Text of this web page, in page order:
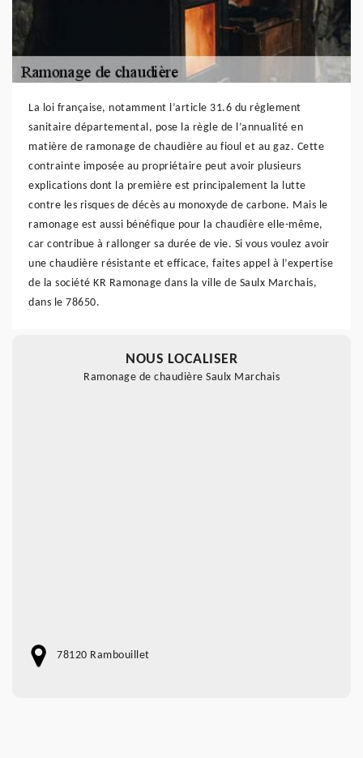
La loi française, notamment l’article 31.6 du règlement
sanitaire départemental, pose la règle de l’annualité en
matière de ramonage de chaudière au fioul et au gaz. Cette
contrainte imposée au propriétaire peut avoir plusieurs
explications dont la première est principalement la lutte
contre les risques de décès au monoxyde de carbone. Mais le
ramonage est aussi bénéfique pour la chaudière elle-même,
car contribue à rallonger sa durée de vie. Si vous voulez avoir
une chaudière résistante et efficace, faites appel à l’expertise
de la société KR Ramonage dans la ville de Saulx Marchais,
dans le 78650.
NOUS LOCALISER
Ramonage de chaudière Saulx Marchais
78120 Rambouillet